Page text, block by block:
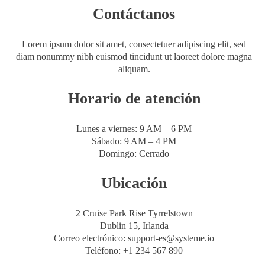
Contáctanos
Lorem ipsum dolor sit amet, consectetuer adipiscing elit, sed
diam nonummy nibh euismod tincidunt ut laoreet dolore magna
aliquam.
Horario de atención
Lunes a viernes: 9 AM – 6 PM
Sábado: 9 AM – 4 PM
Domingo: Cerrado
Ubicación
2 Cruise Park Rise Tyrrelstown
Dublin 15, Irlanda
Correo electrónico: support-es@systeme.io
Teléfono: +1 234 567 890